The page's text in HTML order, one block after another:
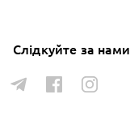
Слідкуйте за нами